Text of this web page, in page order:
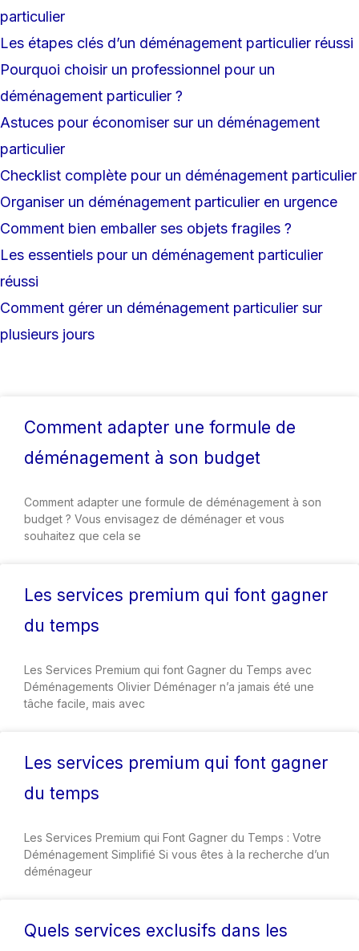
particulier
Les étapes clés d’un déménagement particulier réussi
Pourquoi choisir un professionnel pour un
déménagement particulier ?
Astuces pour économiser sur un déménagement
particulier
Checklist complète pour un déménagement particulier
Organiser un déménagement particulier en urgence
Comment bien emballer ses objets fragiles ?
Les essentiels pour un déménagement particulier
réussi
Comment gérer un déménagement particulier sur
plusieurs jours
Comment adapter une formule de
déménagement à son budget
Comment adapter une formule de déménagement à son
budget ? Vous envisagez de déménager et vous
souhaitez que cela se
Les services premium qui font gagner
du temps
Les Services Premium qui font Gagner du Temps avec
Déménagements Olivier Déménager n’a jamais été une
tâche facile, mais avec
Les services premium qui font gagner
du temps
Les Services Premium qui Font Gagner du Temps : Votre
Déménagement Simplifié Si vous êtes à la recherche d’un
déménageur
Quels services exclusifs dans les